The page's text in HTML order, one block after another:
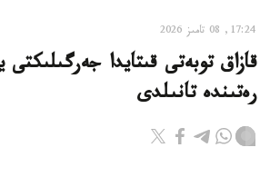
17:24, 08 تامىز 2026
قازاق توبەتى قىتايدا
رەتىندە تانىلدى